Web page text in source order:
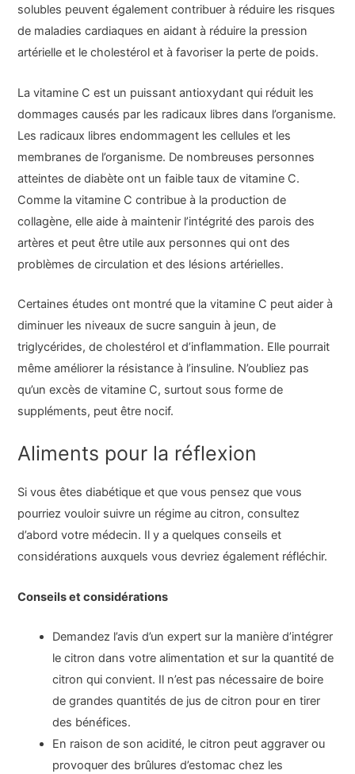
solubles peuvent également contribuer à réduire les risques
de maladies cardiaques en aidant à réduire la pression
artérielle et le cholestérol et à favoriser la perte de poids.
La vitamine C est un puissant antioxydant qui réduit les
dommages causés par les radicaux libres dans l’organisme.
Les radicaux libres endommagent les cellules et les
membranes de l’organisme. De nombreuses personnes
atteintes de diabète ont un faible taux de vitamine C.
Comme la vitamine C contribue à la production de
collagène, elle aide à maintenir l’intégrité des parois des
artères et peut être utile aux personnes qui ont des
problèmes de circulation et des lésions artérielles.
Certaines études ont montré que la vitamine C peut aider à
diminuer les niveaux de sucre sanguin à jeun, de
triglycérides, de cholestérol et d’inflammation. Elle pourrait
même améliorer la résistance à l’insuline. N’oubliez pas
qu’un excès de vitamine C, surtout sous forme de
suppléments, peut être nocif.
Aliments pour la réflexion
Si vous êtes diabétique et que vous pensez que vous
pourriez vouloir suivre un régime au citron, consultez
d’abord votre médecin. Il y a quelques conseils et
considérations auxquels vous devriez également réfléchir.
Conseils et considérations
Demandez l’avis d’un expert sur la manière d’intégrer
le citron dans votre alimentation et sur la quantité de
citron qui convient. Il n’est pas nécessaire de boire
de grandes quantités de jus de citron pour en tirer
des bénéfices.
En raison de son acidité, le citron peut aggraver ou
provoquer des brûlures d’estomac chez les